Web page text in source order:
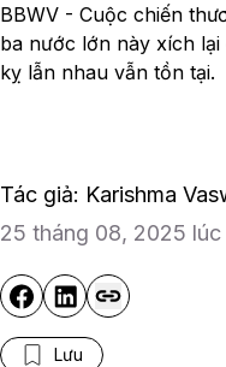
BBWV - Cuộc chiến
ba nước lớn này xích
kỵ lẫn nhau vẫn tồn tại.
Tác giả: Karishma
25 tháng 08, 2025
Lưu